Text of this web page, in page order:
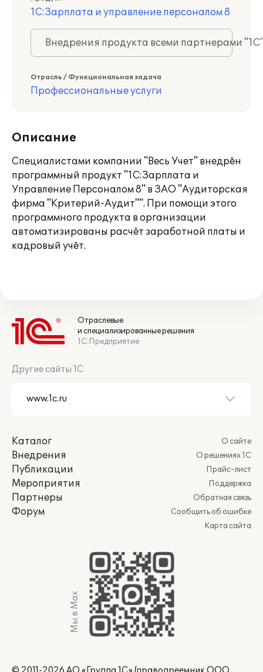
1С:Зарплата и управление персоналом 8
Внедрения продукта всеми партнерами
Отрасль / Функциональная задача
Профессиональные услуги
Описание
Специалистами компании "Весь Учет" внедрён
программный продукт "1С:Зарплата и
Управление Персоналом 8" в ЗАО "Аудиторская
фирма "Критерий-Аудит"". При помощи этого
программного продукта в организации
автоматизированы расчёт заработной платы и
кадровый учёт.
Отраслевые
и специализированные решения
1С:Предприятие
Другие сайты 1С
Каталог
Внедрения
Публикации
Мероприятия
Партнеры
Форум
О сайте
О решениях 1С
Прайс-лист
Поддержка
Обратная связь
Сообщить об ошибке
Карта сайта
Мы в Max